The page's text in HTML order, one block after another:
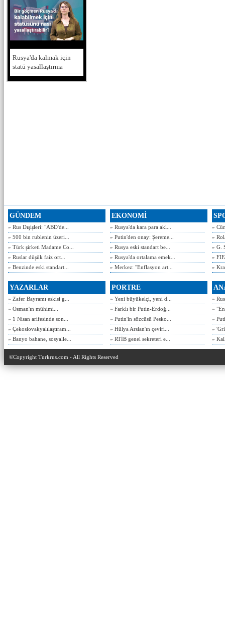
Rusya'da kalmak için
statü yasallaştırma
GÜNDEM
» Rus Dışişleri: "ABD'de...
» 500 bin rublenin üzeri...
» Türk şirketi Madame Co...
» Ruslar düşük faiz ort...
» Benzinde eski standart...
EKONOMİ
» Rusya'da kara para akl...
» Putin'den onay: Şereme...
» Rusya eski standart be...
» Rusya'da ortalama emek...
» Merkez: "Enflasyon art...
»
»
» G.
»
»
YAZARLAR
» Zafer Bayramı eskisi g...
» Osman'ın mühimi...
» 1 Nisan arifesinde son...
» Çekoslovakyalılaştıram...
» Banyo bahane, sosyalle...
PORTRE
» Yeni büyükelçi, yeni d...
» Farklı bir Putin-Erdoğ...
» Putin'in sözcüsü Pesko...
» Hülya Arslan'ın çeviri...
» RTİB genel sekreteri e...
»
»
»
»
»
©Copyright Turkrus.com - All Rights Reserved